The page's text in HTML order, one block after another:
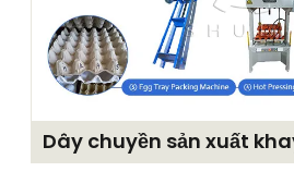
Dây chuyền sản xuất